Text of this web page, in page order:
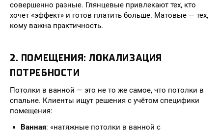
совершенно разные. Глянцевые привлекают тех, кто
хочет «эффект» и готов платить больше. Матовые — тех,
кому важна практичность.
2. ПОМЕЩЕНИЯ: ЛОКАЛИЗАЦИЯ
ПОТРЕБНОСТИ
Потолки в ванной — это не то же самое, что потолки в
спальне. Клиенты ищут решения с учётом специфики
помещения:
Ванная: «натяжные потолки в ванной с